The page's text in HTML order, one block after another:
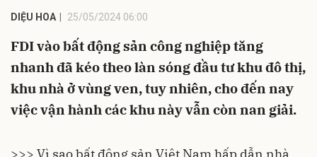
DIỆU HOA 25/05/2024 06:00
FDI vào bất động sản công nghiệp tăng
nhanh đã kéo theo làn sóng đầu tư khu đô thị,
khu nhà ở vùng ven, tuy nhiên, cho đến nay
việc vận hành các khu này vẫn còn nan giải.
Hủy